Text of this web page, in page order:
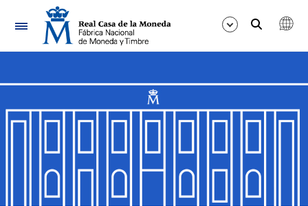
Navegación
Mostrar/Ocultar
Mostrar/Ocultar
Mostrar/Ocultar